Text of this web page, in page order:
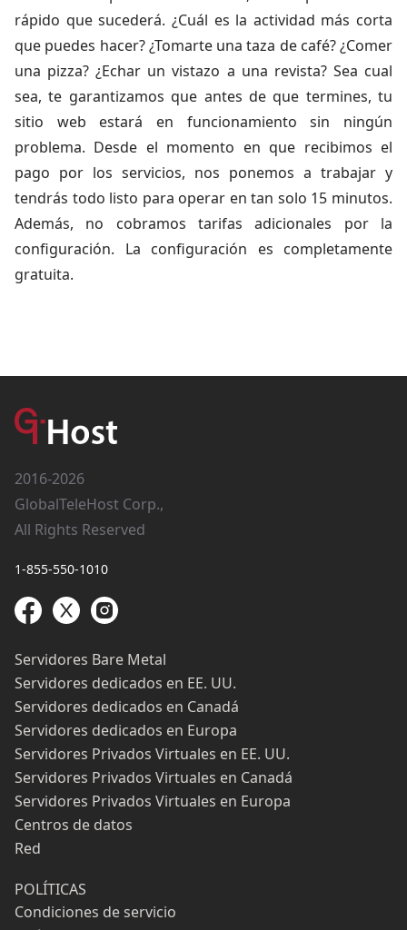
rápido que sucederá. ¿Cuál es la actividad más corta
que puedes hacer? ¿Tomarte una taza de café? ¿Comer
una pizza? ¿Echar un vistazo a una revista? Sea cual
sea, te garantizamos que antes de que termines, tu
sitio web estará en funcionamiento sin ningún
problema. Desde el momento en que recibimos el
pago por los servicios, nos ponemos a trabajar y
tendrás todo listo para operar en tan solo 15 minutos.
Además, no cobramos tarifas adicionales por la
configuración. La configuración es completamente
gratuita.
2016-2026
GlobalTeleHost Corp.,
All Rights Reserved
1-855-550-1010
Servidores Bare Metal
Servidores dedicados en EE. UU.
Servidores dedicados en Canadá
Servidores dedicados en Europa
Servidores Privados Virtuales en EE. UU.
Servidores Privados Virtuales en Canadá
Servidores Privados Virtuales en Europa
Centros de datos
Red
POLÍTICAS
Condiciones de servicio